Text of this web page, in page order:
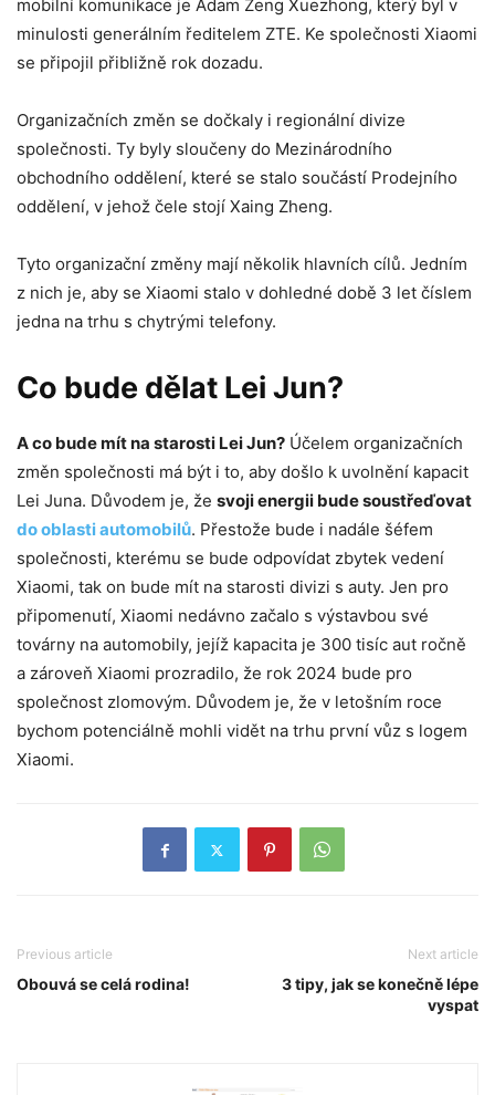
mobilní komunikace je Adam Zeng Xuezhong, který byl v
minulosti generálním ředitelem ZTE. Ke společnosti Xiaomi
se připojil přibližně rok dozadu.
Organizačních změn se dočkaly i regionální divize
společnosti. Ty byly sloučeny do Mezinárodního
obchodního oddělení, které se stalo součástí Prodejního
oddělení, v jehož čele stojí Xaing Zheng.
Tyto organizační změny mají několik hlavních cílů. Jedním
z nich je, aby se Xiaomi stalo v dohledné době 3 let číslem
jedna na trhu s chytrými telefony.
Co bude dělat Lei Jun?
A co bude mít na starosti Lei Jun? Účelem organizačních
změn společnosti má být i to, aby došlo k uvolnění kapacit
Lei Juna. Důvodem je, že svoji energii bude soustřeďovat
do oblasti automobilů. Přestože bude i nadále šéfem
společnosti, kterému se bude odpovídat zbytek vedení
Xiaomi, tak on bude mít na starosti divizi s auty. Jen pro
připomenutí, Xiaomi nedávno začalo s výstavbou své
továrny na automobily, jejíž kapacita je 300 tisíc aut ročně
a zároveň Xiaomi prozradilo, že rok 2024 bude pro
společnost zlomovým. Důvodem je, že v letošním roce
bychom potenciálně mohli vidět na trhu první vůz s logem
Xiaomi.
Previous article
Obouvá se celá rodina!
Next article
3 tipy, jak se konečně lépe
vyspat